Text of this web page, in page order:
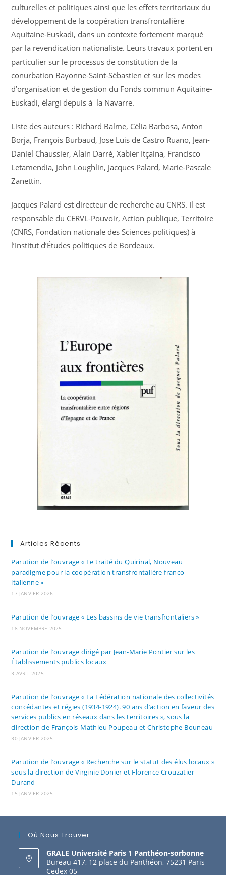
culturelles et politiques ainsi que les effets territoriaux du
développement de la coopération transfrontalière
Aquitaine-Euskadi, dans un contexte fortement marqué
par la revendication nationaliste. Leurs travaux portent en
particulier sur le processus de constitution de la
conurbation Bayonne-Saint-Sébastien et sur les modes
d’organisation et de gestion du Fonds commun Aquitaine-
Euskadi, élargi depuis à la Navarre.
Liste des auteurs : Richard Balme, Célia Barbosa, Anton
Borja, François Burbaud, Jose Luis de Castro Ruano, Jean-
Daniel Chaussier, Alain Darré, Xabier Itçaina, Francisco
Letamendia, John Loughlin, Jacques Palard, Marie-Pascale
Zanettin.
Jacques Palard est directeur de recherche au CNRS. Il est
responsable du CERVL-Pouvoir, Action publique, Territoire
(CNRS, Fondation nationale des Sciences politiques) à
l’Institut d’Études politiques de Bordeaux.
Articles Récents
Parution de l’ouvrage « Le traité du Quirinal, Nouveau
paradigme pour la coopération transfrontalière franco-
italienne »
17 JANVIER 2026
Parution de l’ouvrage « Les bassins de vie transfrontaliers »
18 NOVEMBRE 2025
Parution de l’ouvrage dirigé par Jean-Marie Pontier sur les
Établissements publics locaux
3 AVRIL 2025
Parution de l’ouvrage « La Fédération nationale des collectivités
concédantes et régies (1934-1924). 90 ans d’action en faveur des
services publics en réseaux dans les territoires », sous la
direction de François-Mathieu Poupeau et Christophe Bouneau
30 JANVIER 2025
Parution de l’ouvrage « Recherche sur le statut des élus locaux »
sous la direction de Virginie Donier et Florence Crouzatier-
Durand
15 JANVIER 2025
Où Nous Trouver
GRALE Université Paris 1 Panthéon-sorbonne
Bureau 417, 12 place du Panthéon, 75231 Paris
Cedex 05